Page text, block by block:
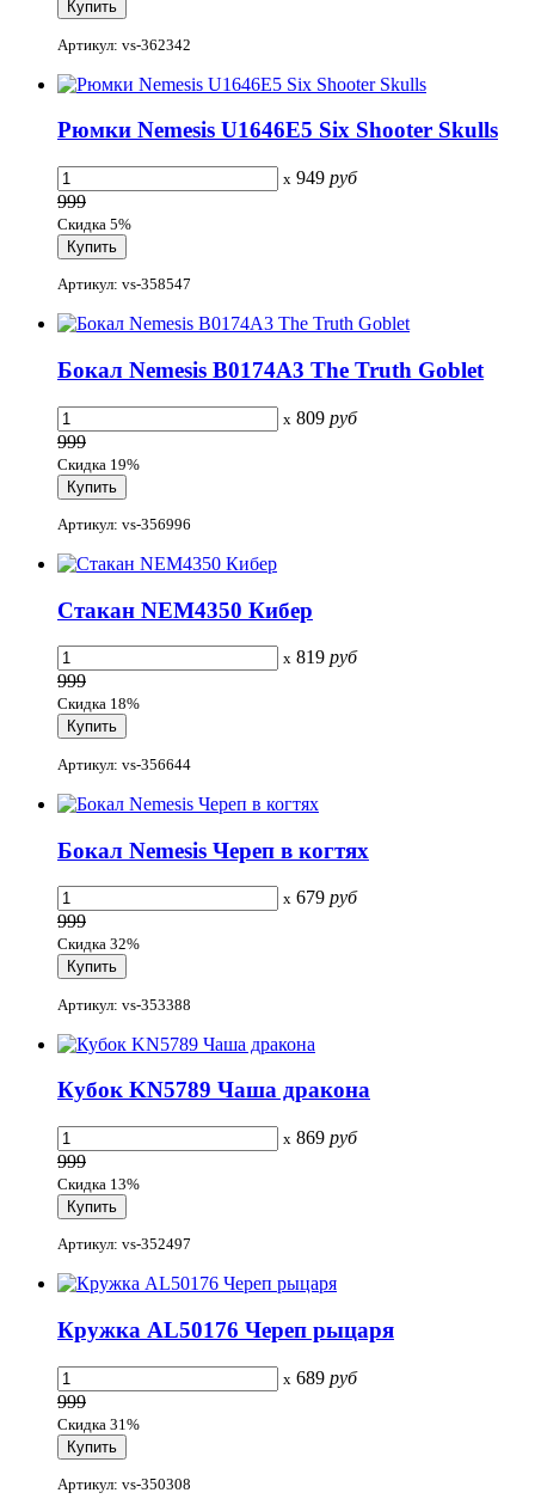
Артикул: vs-362342
Рюмки Nemesis U1646E5 Six Shooter Skulls
x 949 руб
999
Скидка 5%
Артикул: vs-358547
Бокал Nemesis B0174A3 The Truth Goblet
x 809 руб
999
Скидка 19%
Артикул: vs-356996
Стакан NEM4350 Кибер
x 819 руб
999
Скидка 18%
Артикул: vs-356644
Бокал Nemesis Череп в когтях
x 679 руб
999
Скидка 32%
Артикул: vs-353388
Кубок KN5789 Чаша дракона
x 869 руб
999
Скидка 13%
Артикул: vs-352497
Кружка AL50176 Череп рыцаря
x 689 руб
999
Скидка 31%
Артикул: vs-350308